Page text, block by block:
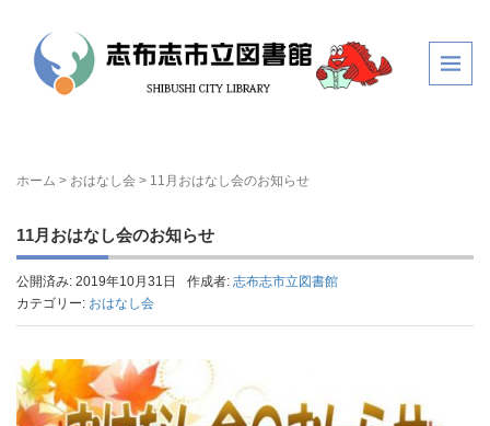
ホーム > おはなし会 > 11月おはなし会のお知らせ
11月おはなし会のお知らせ
公開済み: 2019年10月31日 作成者: 志布志市立図書館
カテゴリー: おはなし会